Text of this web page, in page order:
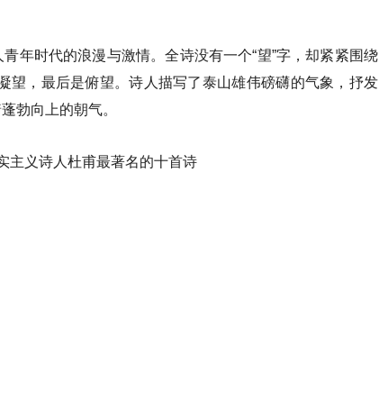
年时代的浪漫与激情。全诗没有一个“望”字，却紧紧围绕
望，最后是俯望。诗人描写了泰山雄伟磅礴的气象，抒发
勃向上的朝气。